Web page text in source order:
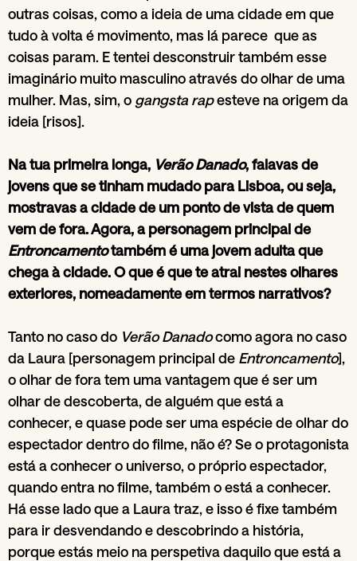
outras coisas, como a ideia de uma cidade em que
tudo à volta é movimento, mas lá parece que as
coisas param. E tentei desconstruir também esse
imaginário muito masculino através do olhar de uma
mulher. Mas, sim, o gangsta rapesteve na origem da
ideia [risos].
Na tua primeira longa, Verão Danado, falavas de
jovens que se tinham mudado para Lisboa, ou seja,
mostravas a cidade de um ponto de vista de quem
vem de fora. Agora, a personagem principal de
Entroncamentotambém é uma jovem adulta que
chega à cidade. O que é que te atrai nestes olhares
exteriores, nomeadamente em termos narrativos?
Tanto no caso do Verão Danadocomo agora no caso
da Laura [personagem principal de Entroncamento],
o olhar de fora tem uma vantagem que é ser um
olhar de descoberta, de alguém que está a
conhecer, e quase pode ser uma espécie de olhar do
espectador dentro do filme, não é? Se o protagonista
está a conhecer o universo, o próprio espectador,
quando entra no filme, também o está a conhecer.
Há esse lado que a Laura traz, e isso é fixe também
para ir desvendando e descobrindo a história,
porque estás meio na perspetiva daquilo que está a